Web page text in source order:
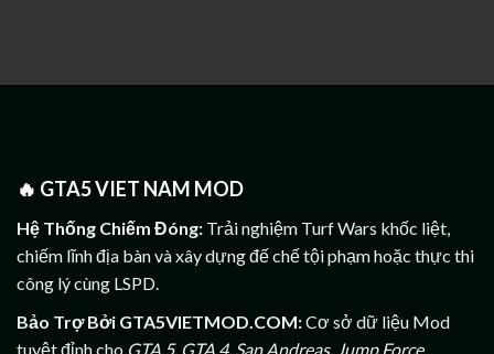
🔥 GTA5 VIET NAM MOD
Hệ Thống Chiếm Đóng: Trải nghiệm Turf Wars khốc liệt,
chiếm lĩnh địa bàn và xây dựng đế chế tội phạm hoặc thực thi
công lý cùng LSPD.
Bảo Trợ Bởi GTA5VIETMOD.COM:Cơ sở dữ liệu Mod
tuyệt đỉnh cho GTA 5, GTA 4, San Andreas, Jump Force,